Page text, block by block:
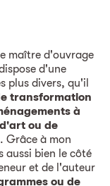
maître d'ouvrage
d'une
plus divers, qu'il
transformation
à
ou de
. Grâce à mon
aussi bien le côté
et de l'auteur
ou de